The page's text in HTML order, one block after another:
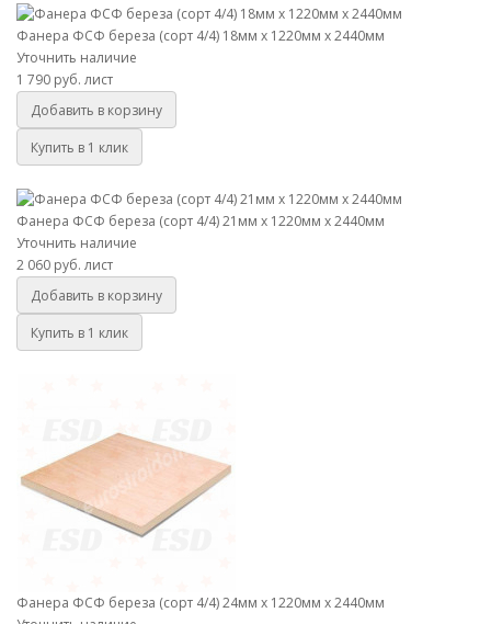
Фанера ФСФ береза (сорт 4/4) 18мм х 1220мм х 2440мм
Уточнить наличие
1 790 руб. лист
Добавить в корзину
Купить в 1 клик
Фанера ФСФ береза (сорт 4/4) 21мм х 1220мм х 2440мм
Уточнить наличие
2 060 руб. лист
Добавить в корзину
Купить в 1 клик
Фанера ФСФ береза (сорт 4/4) 24мм х 1220мм х 2440мм